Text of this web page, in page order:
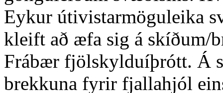
Eykur útivistarmöguleika
kleift að æfa sig á skíðum/
Frábær fjölskylduíþrótt. Á
brekkuna fyrir fjallahjól